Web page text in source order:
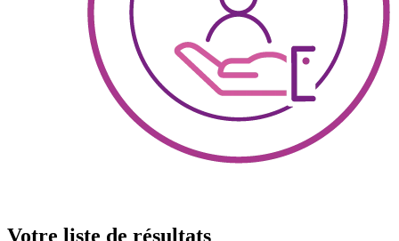
Votre liste de résultats